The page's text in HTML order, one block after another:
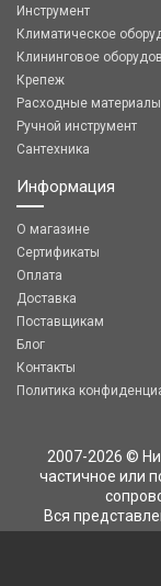
Инструмент
Климатическое
Клининговое
Крепеж
Расходные материалы
Ручной инструмент
Сантехника
Информация
О магазине
Сертификаты
Оплата
Доставка
Поставщикам
Блог
Контакты
Политика
2007-2026 ©
частичное или
Вся